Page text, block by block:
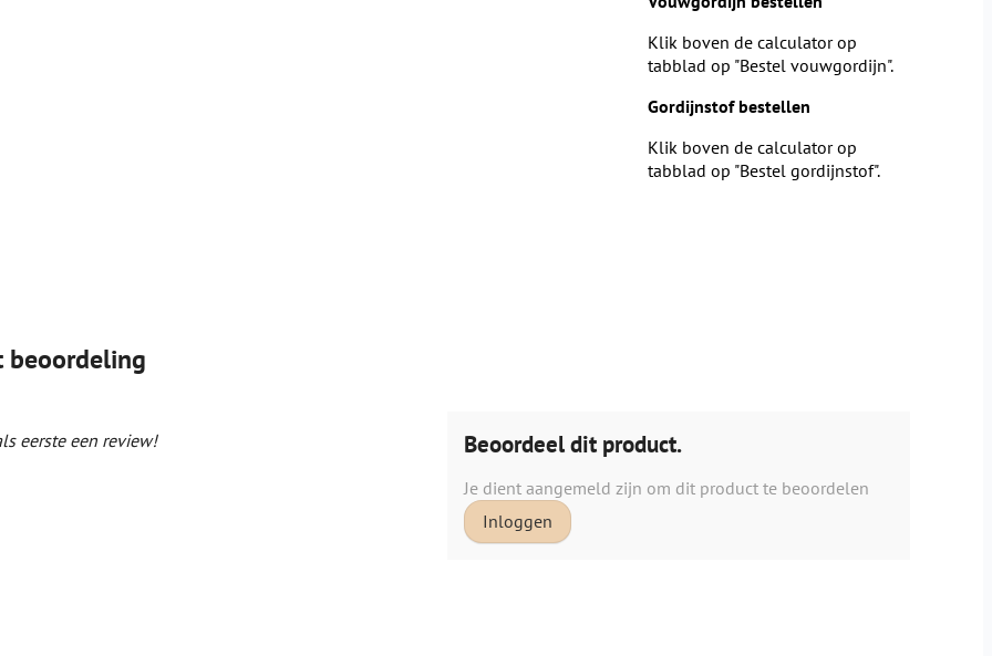
Klik boven de calculator op
tabblad op "Bestel vouwgordijn".
Gordijnstof bestellen
Klik boven de calculator op
tabblad op "Bestel gordijnstof".
beoordeling
eerste een review! Beoordeel dit product.
Je dient aangemeld zijn om dit product te beoordelen
Inloggen